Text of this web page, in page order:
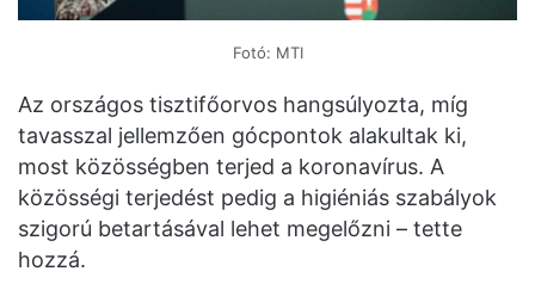
Fotó: MTI
Az országos tisztifőorvos hangsúlyozta, míg
tavasszal jellemzően gócpontok alakultak ki,
most közösségben terjed a koronavírus. A
közösségi terjedést pedig a higiéniás szabályok
szigorú betartásával lehet megelőzni – tette
hozzá.